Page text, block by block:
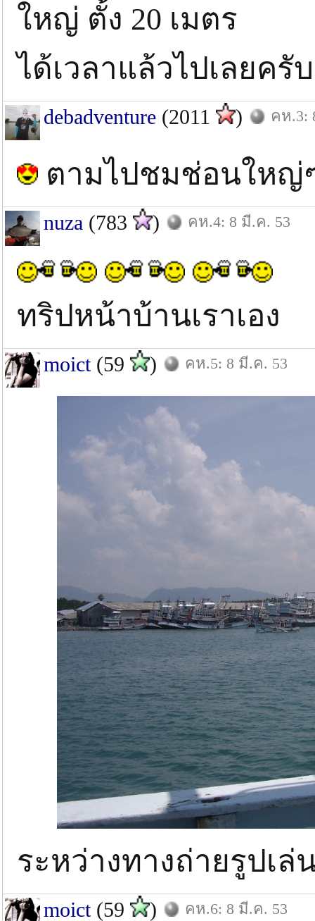
ใหญ่ ตั้ง 20 เมตร
ได้เวลาแล้วไปเลยครั
debadventure (2011 ) คห.3:
ตามไปชมช่อนให
nuza (783 ) คห.4: 8 มี.ค. 53
ทริปหน้าบ้านเราเอง
moict(59 ) คห.5: 8 มี.ค. 53
ระหว่างทางถ่ายรูปเ
moict(59 ) คห.6: 8 มี.ค. 53